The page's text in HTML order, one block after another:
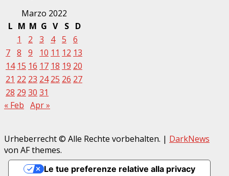
Marzo 2022
L M M G V S
D
1
2 3 4 5
6
7 8 9 10 11 12 13
14 15 16 17 18 19 20
21 22 23 24 25 26 27
28 29 30 31
« Feb Apr »
Urheberrecht © Alle Rechte vorbehalten. | DarkNews
von AF themes.
Le tue preferenze relative alla privacy